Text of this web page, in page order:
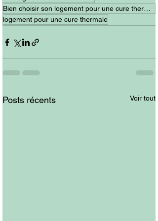
Bien choisir son logement pour une cure thermale
logement pour une cure thermale
Posts récents Voir tout